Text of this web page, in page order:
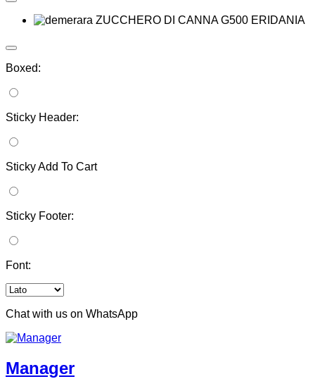
Boxed:
Sticky Header:
Sticky Add To Cart
Sticky Footer:
Font:
Chat with us on WhatsApp
Manager